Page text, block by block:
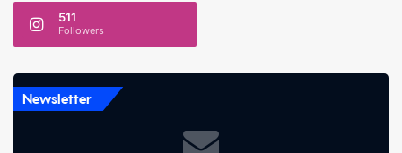
511
Followers
Newsletter